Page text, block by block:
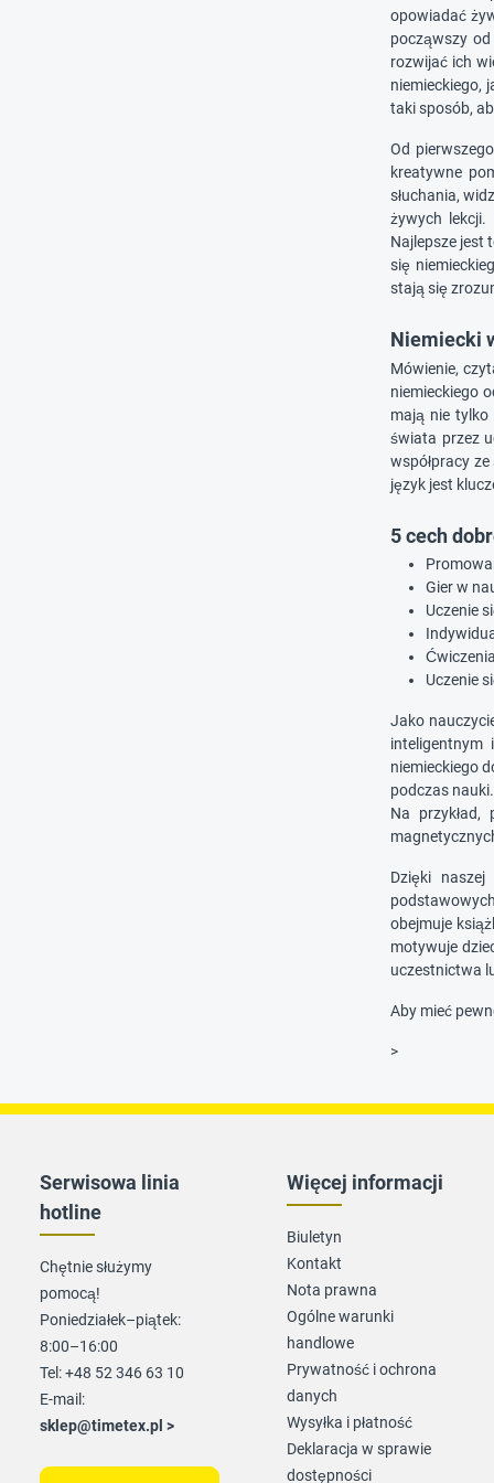
opowiadać
począwszy
rozwijać ich
niemieckiego,
taki sposób,
Od
kreatywne
słuchania,
żywych lekcji.
Najlepsze jest
się
stają się
Niemiecki
Mówienie,
niemieckiego
mają nie tylko
świata przez
współpracy
język jest
5 cech
Gier w
Uczenie
Uczenie
Jako
inteligentnym
niemieckiego
podczas
Na
Dzięki naszej
obejmuje
motywuje
uczestnictwa
Aby mieć
>
Serwisowa linia
hotline
Chętnie służymy
pomocą!
Poniedziałek–piątek:
8:00–16:00
Tel: +48 52 346 63 10
E-mail:
sklep@timetex.pl >
Więcej informacji
Biuletyn
Kontakt
Nota prawna
Ogólne warunki
handlowe
Prywatność i ochrona
danych
Wysyłka i płatność
Deklaracja w sprawie
dostępności